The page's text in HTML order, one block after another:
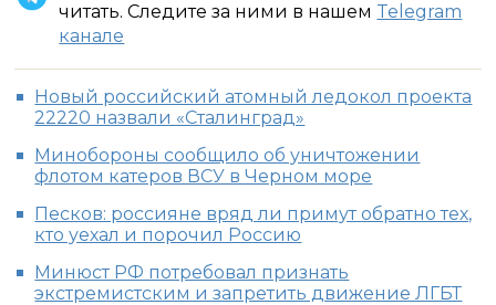
читать. Следите за ними в нашем Telegram
канале
Новый российский атомный ледокол проекта
22220 назвали «Сталинград»
Минобороны сообщило об уничтожении
флотом катеров ВСУ в Черном море
Песков: россияне вряд ли примут обратно тех,
кто уехал и порочил Россию
Минюст РФ потребовал признать
экстремистским и запретить движение ЛГБТ